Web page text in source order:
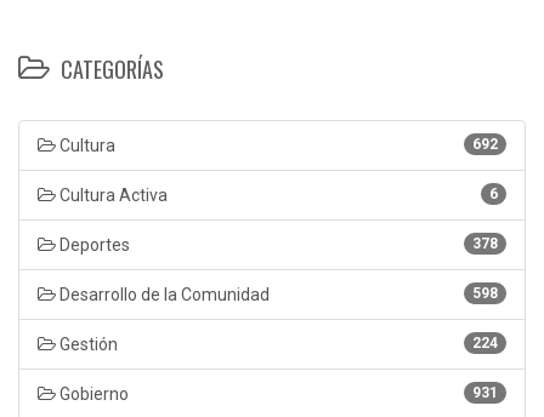
CATEGORÍAS
692
Cultura
6
Cultura Activa
378
Deportes
598
Desarrollo de la Comunidad
224
Gestión
931
Gobierno